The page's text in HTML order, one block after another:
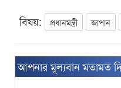
বিষয়: প্রধানমন্ত্রী জাপান
আপনার মূল্যবান মতামত